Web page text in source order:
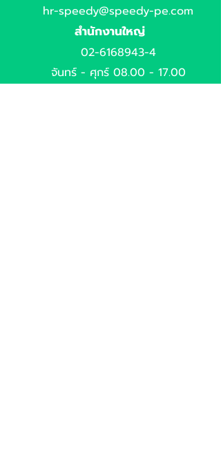
hr-speedy@speedy-pe.com
สำนักงานใหญ่
02-6168943-4
จันทร์ - ศุกร์ 08.00 - 17.00